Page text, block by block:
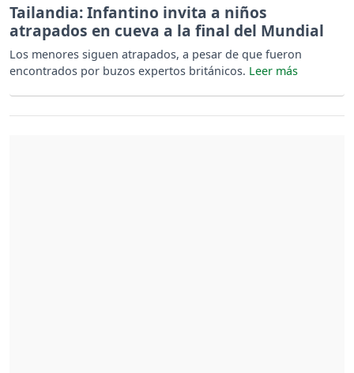
Tailandia: Infantino invita a niños
atrapados en cueva a la final del Mundial
Los menores siguen atrapados, a pesar de que fueron
encontrados por buzos expertos británicos.